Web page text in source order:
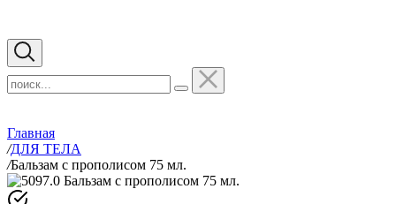
Главная
/ДЛЯ ТЕЛА
/Бальзам с прополисом 75 мл.